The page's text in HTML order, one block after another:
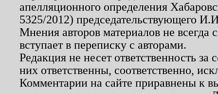
апелляционного определения
5325/2012) председательствующего
Мнения авторов материалов не
вступает в переписку с авторами.
Редакция не несет ответственность
них ответственны, соответственно,
Комментарии на сайте приравнены к